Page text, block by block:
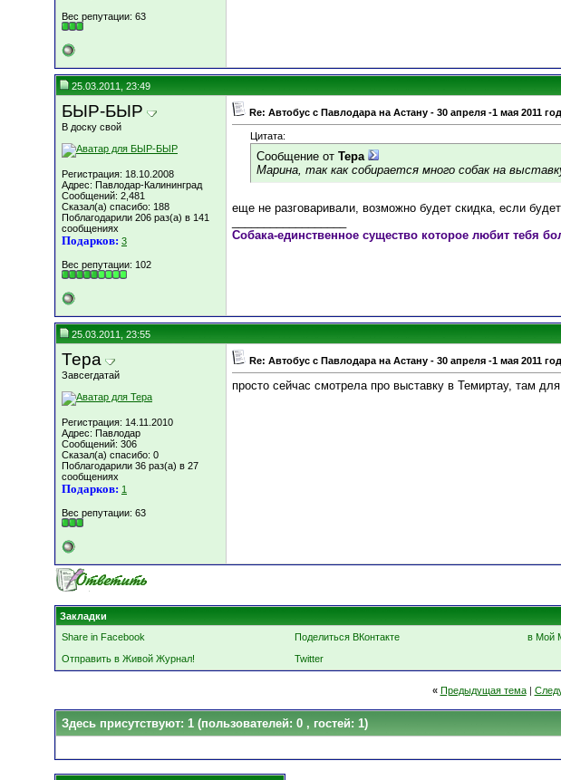
Вес репутации: 63
25.03.2011, 23:49
БЫР-БЫР
В доску свой
Регистрация: 18.10.2008
Адрес: Павлодар-Калининград
Сообщений: 2,481
Сказал(а) спасибо: 188
Поблагодарили 206 раз(а) в 141
сообщениях
Подарков: 3
Вес репутации: 102
Re: Автобус с Павлодара на Астану - 30 апреля -1 мая
Цитата:
Сообщение от Тера
Марина, так как собирается много собак на
еще не разговаривали, возможно будет скидка, если
Собака-единственное существо которое любит тебя
25.03.2011, 23:55
Тера
Завсегдатай
Регистрация: 14.11.2010
Адрес: Павлодар
Сообщений: 306
Сказал(а) спасибо: 0
Поблагодарили 36 раз(а) в 27
сообщениях
Подарков: 1
Вес репутации: 63
Re: Автобус с Павлодара на Астану - 30 апреля -1 мая
просто сейчас смотрела про выставку в Темиртау, там
Закладки
Share in Facebook
Поделиться ВКонтакте в Мой
Отправить в Живой Журнал!
Twitter
« Предыдущая тема|
Здесь присутствуют: 1 (пользователей: 0 , гостей: 1)